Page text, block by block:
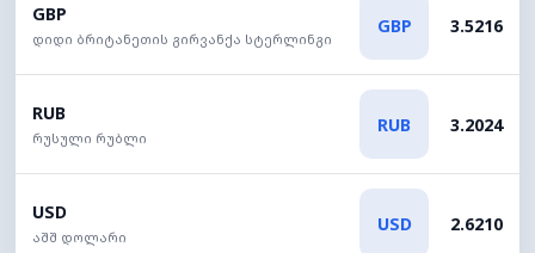
GBP
დიდი ბრიტანეთის გირვანქა სტერლინგი
GBP 3.5216
RUB
რუსული რუბლი
RUB 3.2024
USD
აშშ დოლარი
USD 2.6210